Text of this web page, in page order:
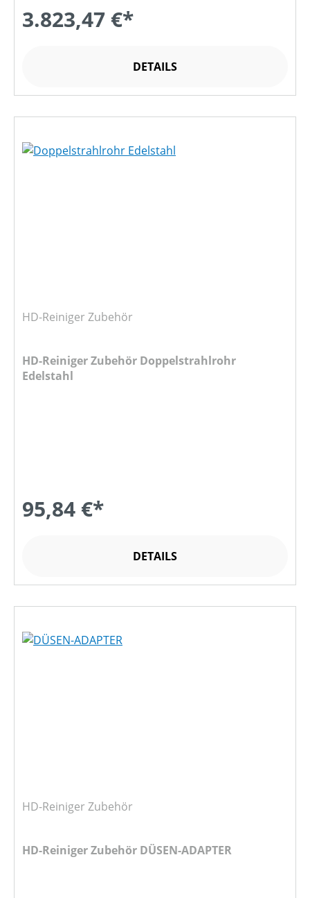
3.823,47 €*
DETAILS
HD-Reiniger Zubehör
HD-Reiniger Zubehör Doppelstrahlrohr
Edelstahl
95,84 €*
DETAILS
HD-Reiniger Zubehör
HD-Reiniger Zubehör DÜSEN-ADAPTER